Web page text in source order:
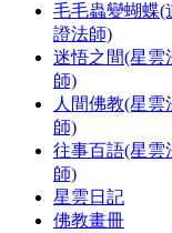
毛毛蟲變蝴蝶(
證法師)
迷悟之間(星雲
師)
人間佛教(星雲
師)
往事百語(星雲
師)
星雲日記
佛教畫冊